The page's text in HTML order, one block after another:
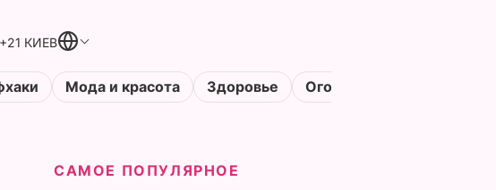
+21 КИЕВ
Мода и красота Здоровье Огороды
САМОЕ ПОПУЛЯРНОЕ